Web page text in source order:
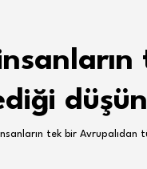
tek bir Avrupalıdan